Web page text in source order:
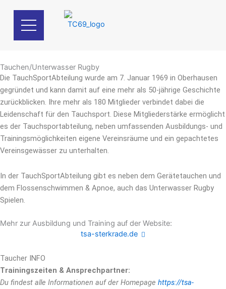
springen
Tauchen/Unterwasser Rugby
Die TauchSportAbteilung wurde am 7. Januar 1969 in Oberhausen
gegründet und kann damit auf eine mehr als 50-jährige Geschichte
zurückblicken. Ihre mehr als 180 Mitglieder verbindet dabei die
Leidenschaft für den Tauchsport. Diese Mitgliederstärke ermöglicht
es der Tauchsportabteilung, neben umfassenden Ausbildungs- und
Trainingsmöglichkeiten eigene Vereinsräume und ein gepachtetes
Vereinsgewässer zu unterhalten.
In der TauchSportAbteilung gibt es neben dem Gerätetauchen und
dem Flossenschwimmen & Apnoe, auch das Unterwasser Rugby
Spielen.
Mehr zur Ausbildung und Training auf der Website:
tsa-sterkrade.de
Taucher INFO
Trainingszeiten & Ansprechpartner:
Du findest alle Informationen auf der Homepage https://tsa-